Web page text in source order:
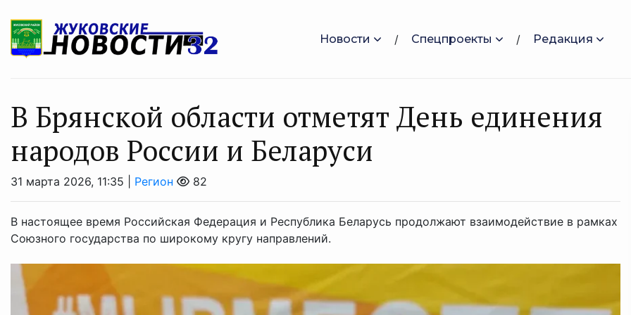
Новости Спецпроекты Редакция
В Брянской области отметят День единения
народов России и Беларуси
31 марта 2026, 11:35 | Регион 82
В настоящее время Российская Федерация и Республика Беларусь продолжают взаимодействие в рамках
Союзного государства по широкому кругу направлений.